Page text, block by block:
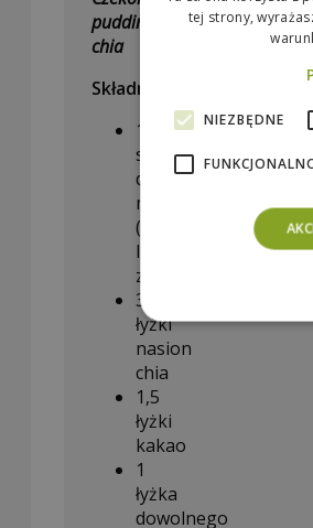
pudding
chia
Składniki:
1
szklanka
dowolnego
mleka
(zbożowe
lub
zwykłe)
3
łyżki
nasion
chia
1,5
łyżki
kakao
1
łyżka
dowolnego
tej strony,
NIEZBĘDNE